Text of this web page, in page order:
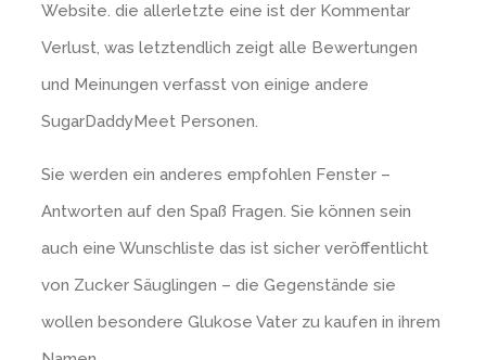
Website. die allerletzte eine ist der Kommentar
Verlust, was letztendlich zeigt alle Bewertungen
und Meinungen verfasst von einige andere
SugarDaddyMeet Personen.
Sie werden ein anderes empfohlen Fenster –
Antworten auf den Spaß Fragen. Sie können sein
auch eine Wunschliste das ist sicher veröffentlicht
von Zucker Säuglingen – die Gegenstände sie
wollen besondere Glukose Vater zu kaufen in ihrem